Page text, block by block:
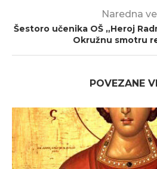
Naredna
Šestoro učenika OŠ „Heroj
Okružnu smotru
POVEZANE